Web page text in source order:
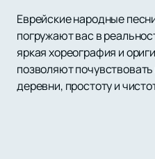
Еврейские народные
погружают вас в
яркая хореография и
позволяют
деревни, простоту и